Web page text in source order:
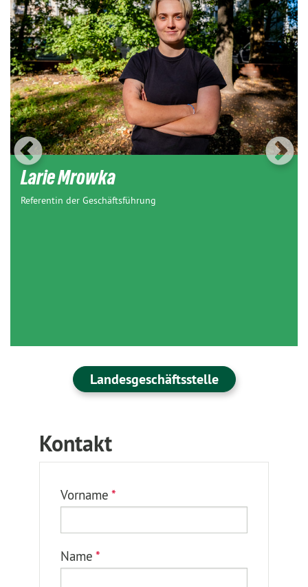
Larie Mrowka
Referentin der Geschäftsführung
Landesgeschäftsstelle
Kontakt
Vorname *
Name *